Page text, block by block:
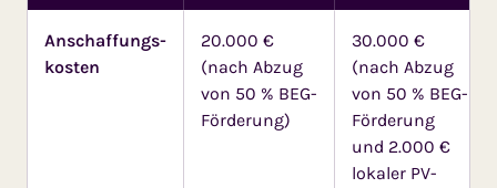
Anschaffungs­
kos­ten
20.000 €
(nach Abzug
von 50 % BEG-
Förderung)
30.000 €
(nach Abzug
von 50 % BEG-
Förderung
und 2.000 €
lokaler PV-